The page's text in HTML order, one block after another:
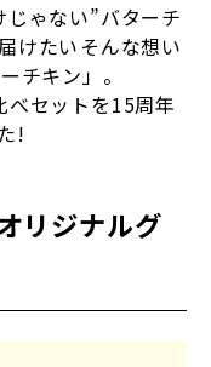
ゃない”バターチ
たい――そんな想い
チキン」。
べセットを15周年
!
リジナルグ